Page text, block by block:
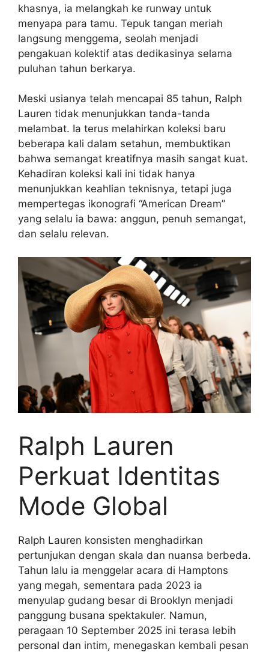
khasnya, ia melangkah ke runway untuk
menyapa para tamu. Tepuk tangan meriah
langsung menggema, seolah menjadi
pengakuan kolektif atas dedikasinya selama
puluhan tahun berkarya.
Meski usianya telah mencapai 85 tahun, Ralph
Lauren tidak menunjukkan tanda-tanda
melambat. Ia terus melahirkan koleksi baru
beberapa kali dalam setahun, membuktikan
bahwa semangat kreatifnya masih sangat kuat.
Kehadiran koleksi kali ini tidak hanya
menunjukkan keahlian teknisnya, tetapi juga
mempertegas ikonografi “American Dream”
yang selalu ia bawa: anggun, penuh semangat,
dan selalu relevan.
Ralph Lauren
Perkuat Identitas
Mode Global
Ralph Lauren konsisten menghadirkan
pertunjukan dengan skala dan nuansa berbeda.
Tahun lalu ia menggelar acara di Hamptons
yang megah, sementara pada 2023 ia
menyulap gudang besar di Brooklyn menjadi
panggung busana spektakuler. Namun,
peragaan 10 September 2025 ini terasa lebih
personal dan intim, menegaskan kembali pesan